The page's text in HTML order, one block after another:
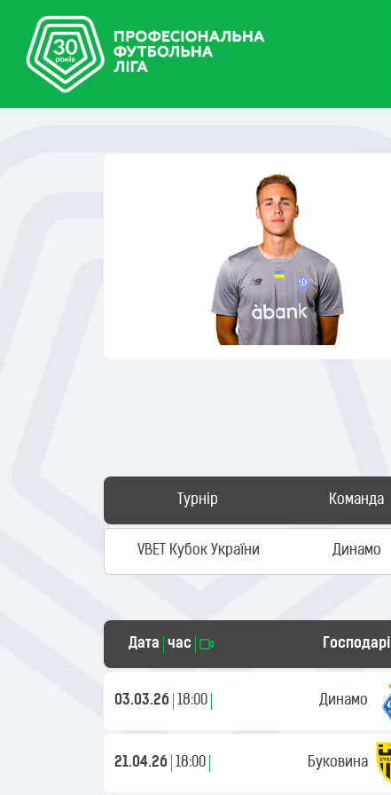
Турнір Команда
VBET Кубок України Динамо
Дата час Господарі
03.03.26 18:00 Динамо
21.04.26 18:00 Буковина